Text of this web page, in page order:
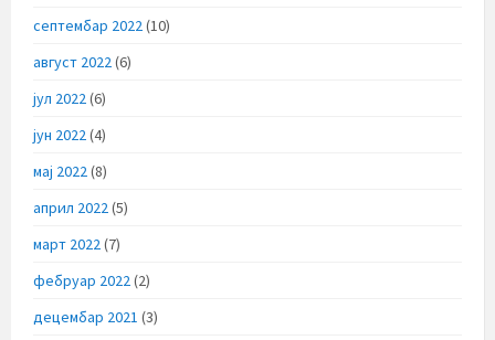
септембар 2022(10)
август 2022(6)
јул 2022(6)
јун 2022(4)
мај 2022(8)
април 2022(5)
март 2022(7)
фебруар 2022(2)
децембар 2021 (3)